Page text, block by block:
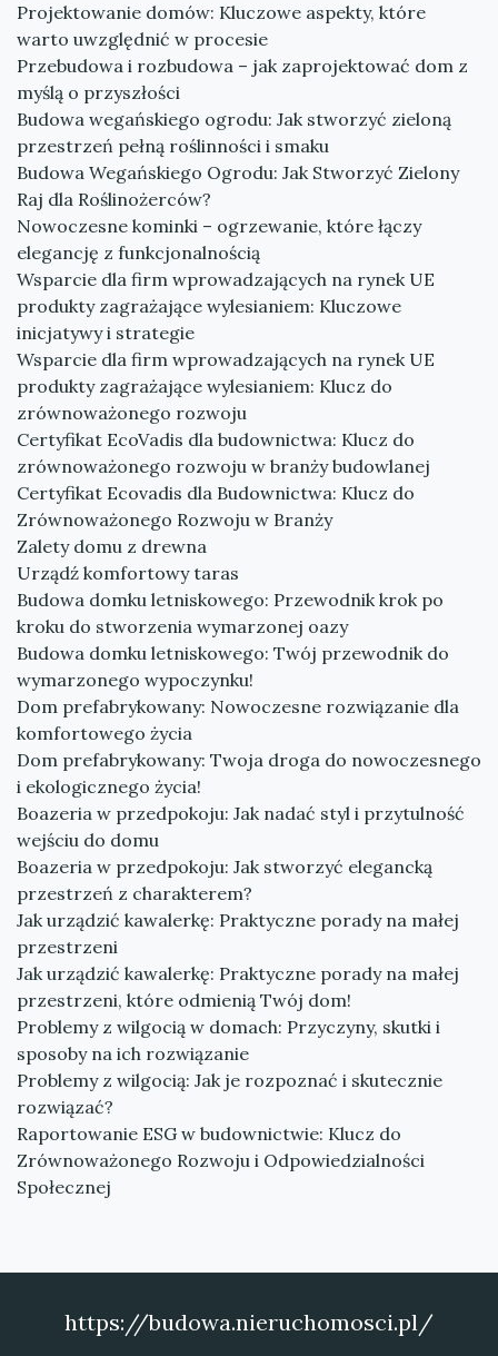
Projektowanie domów: Kluczowe aspekty, które
warto uwzględnić w procesie
Przebudowa i rozbudowa – jak zaprojektować dom z
myślą o przyszłości
Budowa wegańskiego ogrodu: Jak stworzyć zieloną
przestrzeń pełną roślinności i smaku
Budowa Wegańskiego Ogrodu: Jak Stworzyć Zielony
Raj dla Roślinożerców?
Nowoczesne kominki – ogrzewanie, które łączy
elegancję z funkcjonalnością
Wsparcie dla firm wprowadzających na rynek UE
produkty zagrażające wylesianiem: Kluczowe
inicjatywy i strategie
Wsparcie dla firm wprowadzających na rynek UE
produkty zagrażające wylesianiem: Klucz do
zrównoważonego rozwoju
Certyfikat EcoVadis dla budownictwa: Klucz do
zrównoważonego rozwoju w branży budowlanej
Certyfikat Ecovadis dla Budownictwa: Klucz do
Zrównoważonego Rozwoju w Branży
Zalety domu z drewna
Urządź komfortowy taras
Budowa domku letniskowego: Przewodnik krok po
kroku do stworzenia wymarzonej oazy
Budowa domku letniskowego: Twój przewodnik do
wymarzonego wypoczynku!
Dom prefabrykowany: Nowoczesne rozwiązanie dla
komfortowego życia
Dom prefabrykowany: Twoja droga do nowoczesnego
i ekologicznego życia!
Boazeria w przedpokoju: Jak nadać styl i przytulność
wejściu do domu
Boazeria w przedpokoju: Jak stworzyć elegancką
przestrzeń z charakterem?
Jak urządzić kawalerkę: Praktyczne porady na małej
przestrzeni
Jak urządzić kawalerkę: Praktyczne porady na małej
przestrzeni, które odmienią Twój dom!
Problemy z wilgocią w domach: Przyczyny, skutki i
sposoby na ich rozwiązanie
Problemy z wilgocią: Jak je rozpoznać i skutecznie
rozwiązać?
Raportowanie ESG w budownictwie: Klucz do
Zrównoważonego Rozwoju i Odpowiedzialności
Społecznej
https://budowa.nieruchomosci.pl/